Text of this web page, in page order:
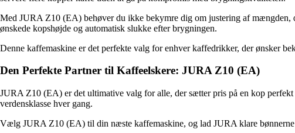
Med JURA Z10 (EA) behøver du ikke bekymre dig om justering af mængden,
ønskede kopshøjde og automatisk slukke efter brygningen.
Denne kaffemaskine er det perfekte valg for enhver kaffedrikker, der ønsker
Den Perfekte Partner til Kaffeelskere: JURA Z10 (EA)
JURA Z10 (EA) er det ultimative valg for alle, der sætter pris på en kop
verdensklasse hver gang.
Vælg JURA Z10 (EA) til din næste kaffemaskine, og lad JURA klare